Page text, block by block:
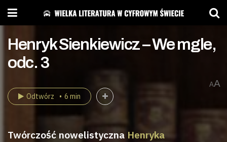
Henryk Sienkiewicz – We mgle,
odc. 3
AA
Odtwórz 6 min
Twórczość nowelistyczna Henryka